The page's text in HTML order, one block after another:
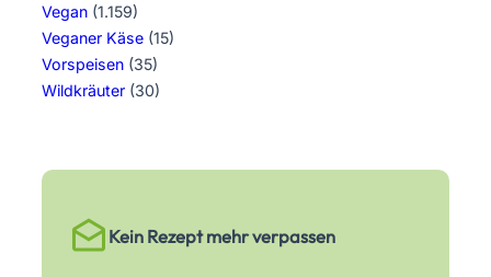
Vegan (1.159)
Veganer Käse (15)
Vorspeisen (35)
Wildkräuter (30)
Kein Rezept mehr verpassen